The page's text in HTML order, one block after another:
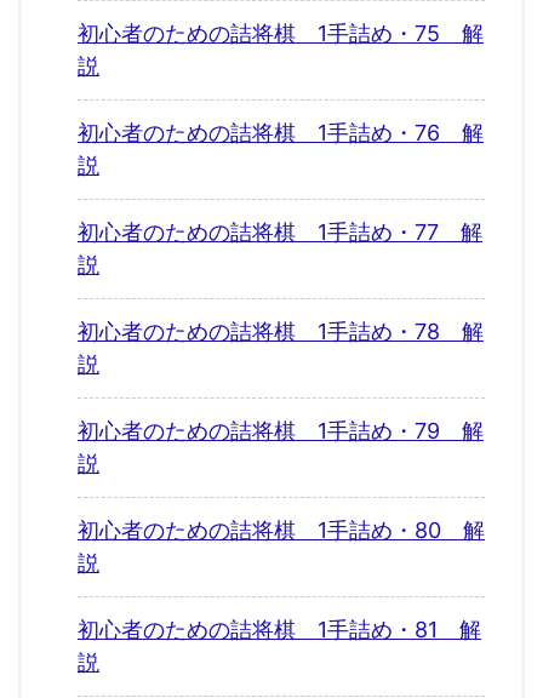
初心者のための詰将棋 1手詰め・75 解
説
初心者のための詰将棋 1手詰め・76 解
説
初心者のための詰将棋 1手詰め・77 解
説
初心者のための詰将棋 1手詰め・78 解
説
初心者のための詰将棋 1手詰め・79 解
説
初心者のための詰将棋 1手詰め・80 解
説
初心者のための詰将棋 1手詰め・81 解
説